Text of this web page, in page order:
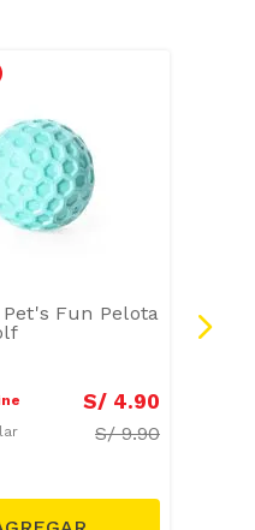
Fun Pelota
S/ 4.90
S/9.90